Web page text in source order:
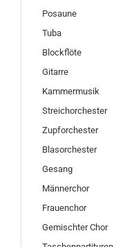
Posaune
Tuba
Blockflöte
Gitarre
Kammermusik
Streichorchester
Zupforchester
Blasorchester
Gesang
Männerchor
Frauenchor
Gemischter Chor